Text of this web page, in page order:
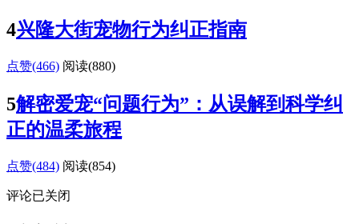
4兴隆大街宠物行为纠正指南
点赞(466) 阅读(880)
5解密爱宠“问题行为”：从误解到科学纠
正的温柔旅程
点赞(484) 阅读(854)
评论已关闭